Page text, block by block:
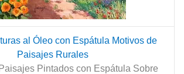
al Óleo con Espátula Motivos de
Paisajes Rurales
Pintados con Espátula Sobre